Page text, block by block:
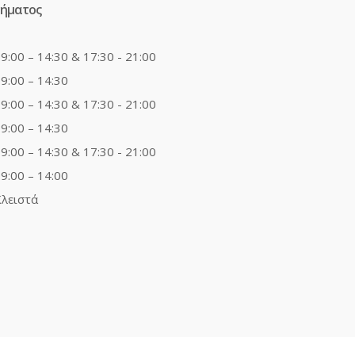
– 14:30 & 17:30 - 21:00
– 14:30
– 14:30 & 17:30 - 21:00
– 14:30
– 14:30 & 17:30 - 21:00
– 14:00